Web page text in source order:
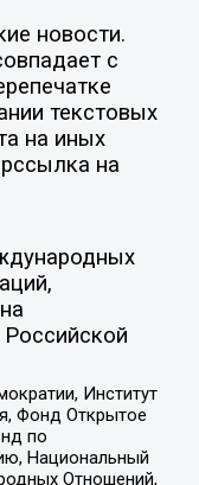
новости.
с
текстовых
на иных
на
Институт
Фонд Открытое
по
Национальный
Отношений,